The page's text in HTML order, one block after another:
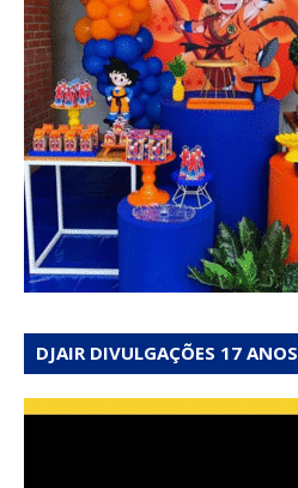
DJAIR DIVULGAÇÕES 17 ANOS